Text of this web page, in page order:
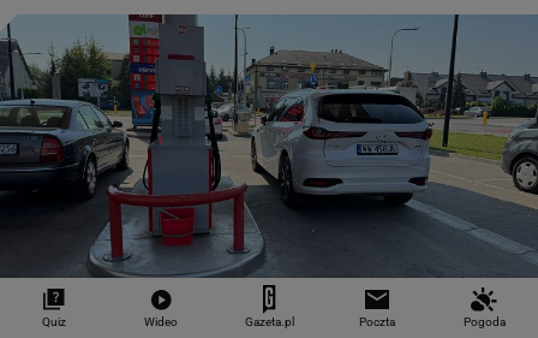
Quiz Wideo Gazeta.pl Poczta Pogoda